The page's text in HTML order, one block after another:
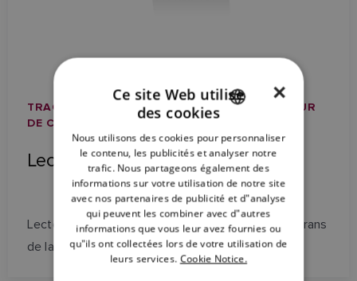
TRACEURS DE CARTES / ACCESSOIRES TRACEUR
DE CARTES
Lecteur de carte RCR-1
Lecteur de cartes à distance MicroSD pour les écrans
de la famille Axiom
FRENCH
DANISH
ITALIAN
SWEDISH
GERMAN
×
Ce site Web utilise
des cookies
Nous utilisons des cookies pour personnaliser
le contenu, les publicités et analyser notre
trafic. Nous partageons également des
informations sur votre utilisation de notre site
avec nos partenaires de publicité et d"analyse
qui peuvent les combiner avec d"autres
informations que vous leur avez fournies ou
qu"ils ont collectées lors de votre utilisation de
leurs services. Cookie Notice.